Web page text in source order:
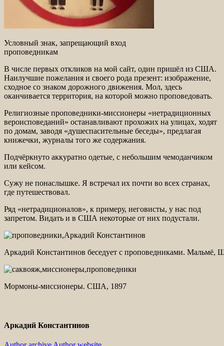
Условный знак, запрещающий вход
проповедникам
В числе первых откликов на мой сайт, один пришёл из США.
Наилучшие пожелания и своего рода презент: изображение,
сходное со знаком дорожного движения. Мол, здесь
оканчивается территория, на которой можно проповедовать.
Религиозные проповедники-миссионеры «нетрадиционных
вероисповеданий» останавливают прохожих на улицах, ходят
по домам, заводя «душеспасительные беседы», предлагая
книжечки, журналы того же содержания.
Подчёркнуто аккуратно одетые, с небольшим чемоданчиком
или кейсом.
Сужу не понаслышке. Я встречал их почти во всех странах,
где путешествовал.
Ряд «нетрадиционалов», к примеру, иеговисты, у нас под
запретом. Видать и в США некоторые от них подустали.
Аркадий Константинов беседует с проповедниками. Мальмё,
Мормоны-миссионеры. США, 1897
Аркадий Константинов